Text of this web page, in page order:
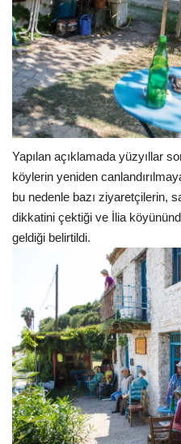
Yapılan açıklamada yüzyıllar
köylerin yeniden
bu nedenle bazı ziyaretçilerin,
dikkatini çektiği ve İlia
geldiği belirtildi.